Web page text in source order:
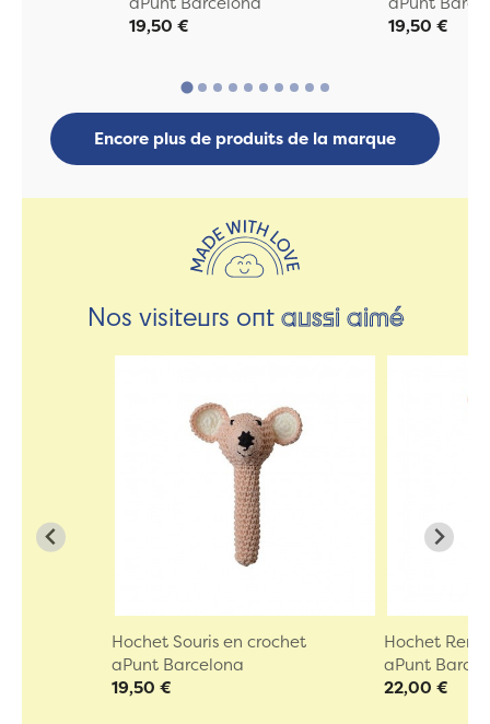
19,50 €
19,50 €
Encore plus de produits de la marque
Nos visiteurs ontaussi aimé
Hochet Souris en crochet
aPunt Barcelona
19,50 €
Hochet
aPunt
22,00 €